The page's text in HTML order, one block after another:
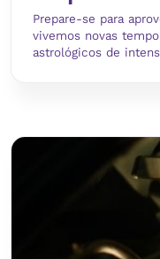
Prepare-se para
vivemos novas
astrológicos de